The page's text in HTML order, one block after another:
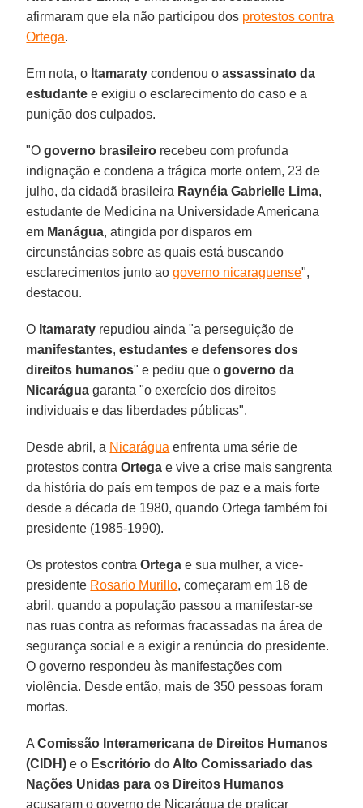
afirmaram que ela não participou dos protestos contra
Ortega.
Em nota, o Itamaraty condenou oassassinato da
estudante e exigiu o esclarecimento do caso e a
punição dos culpados.
"Ogoverno brasileiro recebeu com profunda
indignação e condena a trágica morte ontem, 23 de
julho, da cidadã brasileira Raynéia Gabrielle Lima,
estudante de Medicina na Universidade Americana
em Manágua, atingida por disparos em
circunstâncias sobre as quais está buscando
esclarecimentos junto aogoverno nicaraguense",
destacou.
O Itamaraty repudiou ainda "a perseguição de
manifestantes,estudantes edefensores dos
direitos humanos" e pediu que ogoverno da
Nicarágua garanta "o exercício dos direitos
individuais e das liberdades públicas".
Desde abril, a Nicarágua enfrenta uma série de
protestos contraOrtega e vive a crise mais sangrenta
da história do país em tempos de paz e a mais forte
desde a década de 1980, quando Ortega também foi
presidente (1985-1990).
Os protestos contraOrtega e sua mulher, a vice-
presidente Rosario Murillo, começaram em 18 de
abril, quando a população passou a manifestar-se
nas ruas contra as reformas fracassadas na área de
segurança social e a exigir a renúncia do presidente.
O governo respondeu às manifestações com
violência. Desde então, mais de 350 pessoas foram
mortas.
AComissão Interamericana de Direitos Humanos
(CIDH) e o Escritório do Alto Comissariado das
Nações Unidas para os Direitos Humanos
acusaram o governo de Nicarágua de praticar